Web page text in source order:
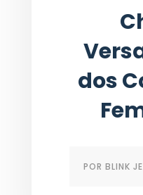
dos
POR BLINK